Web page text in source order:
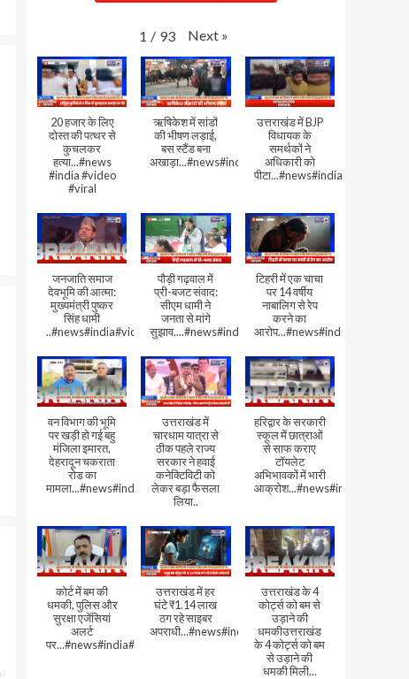
1 / 93 Next »
20 हजार के लिए
दोस्त की पत्थर से
कुचलकर
हत्या...#news
#india #video
#viral
ऋषिकेश में सांडों
की भीषण लड़ाई,
बस स्टैंड बना
अखाड़ा...#news#india#video#viral
उत्तराखंड में BJP
विधायक के
समर्थकों ने
अधिकारी को
पीटा...#news#india#video#viral
जनजाति समाज
देवभूमि की आत्मा:
मुख्यमंत्री पुष्कर
सिंह धामी
..#news#india#video#viral
पौड़ी गढ़वाल में
प्री-बजट संवाद:
सीएम धामी ने
जनता से मांगे
सुझाव....#news#india#video#viral
टिहरी में एक चाचा
पर 14 वर्षीय
नाबालिग से रेप
करने का
आरोप...#news#india#video
वन विभाग की भूमि
पर खड़ी हो गई बहु
मंजिला इमारत,
देहरादून चकराता
रोड का
मामला...#news#india#video
उत्तराखंड में
चारधाम यात्रा से
ठीक पहले राज्य
सरकार ने हवाई
कनेक्टिविटी को
लेकर बड़ा फैसला
लिया..
हरिद्वार के सरकारी
स्कूल में छात्राओं
से साफ कराए
टॉयलेट
अभिभावकों में भारी
आक्रोश...#news#india
कोर्ट में बम की
धमकी, पुलिस और
सुरक्षा एजेंसियां
अलर्ट
पर...#news#india#video#viral
उत्तराखंड में हर
घंटे ₹1.14 लाख
ठग रहे साइबर
अपराधी...#news#india#video#viral
उत्तराखंड के 4
कोर्ट्स को बम से
उड़ाने की
धमकीउत्तराखंड
के 4 कोर्ट्स को बम
से उड़ाने की
धमकी मिली...